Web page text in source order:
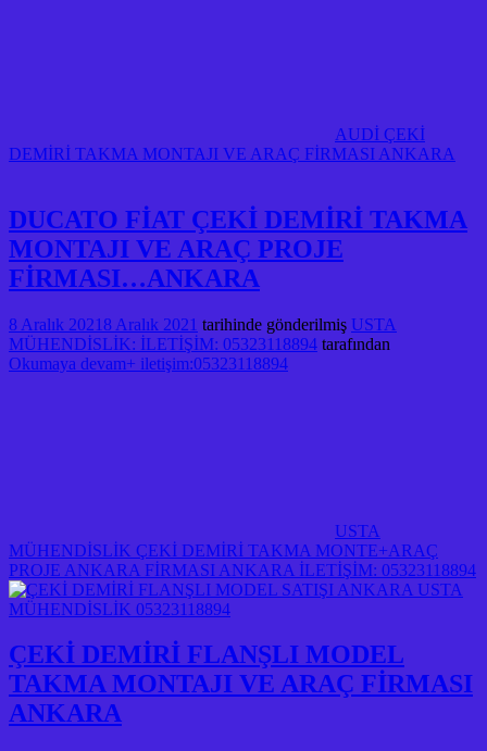
AUDİ ÇEKİ
DEMİRİ TAKMA MONTAJI VE ARAÇ FİRMASI ANKARA
DUCATO FİAT ÇEKİ DEMİRİ TAKMA
MONTAJI VE ARAÇ PROJE
FİRMASI…ANKARA
8 Aralık 2021 8 Aralık 2021 tarihinde gönderilmiş USTA
MÜHENDİSLİK: İLETİŞİM: 05323118894 tarafından
Okumaya devam+ iletişim:05323118894
USTA
MÜHENDİSLİK ÇEKİ DEMİRİ TAKMA MONTE+ARAÇ
PROJE ANKARA FİRMASI ANKARA İLETİŞİM: 05323118894
ÇEKİ DEMİRİ FLANŞLI MODEL
TAKMA MONTAJI VE ARAÇ FİRMASI
ANKARA